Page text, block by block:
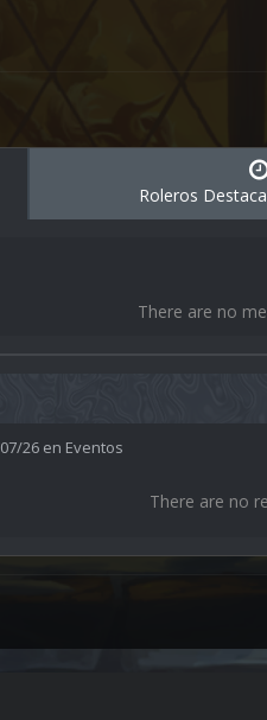
Roleros
There are no
26 en Eventos
There are no